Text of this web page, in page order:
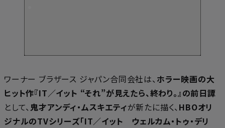
ワーナー ブラザース ジャパン合同会社は、 ホラー映画の大
ヒット作『IT／イット “それ”が見えたら、終わり。』の前日譚
として、鬼才アンディ・ムスキエティが新たに描く、 HBOオリ
ジナルのTVシリーズ「IT／イット ウェルカム・トゥ・デリ